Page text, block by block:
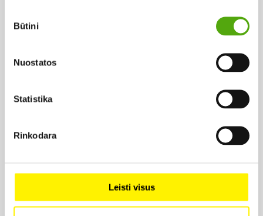
pasirinkimas
Būtini
Nuostatos
Statistika
Rinkodara
Leisti visus